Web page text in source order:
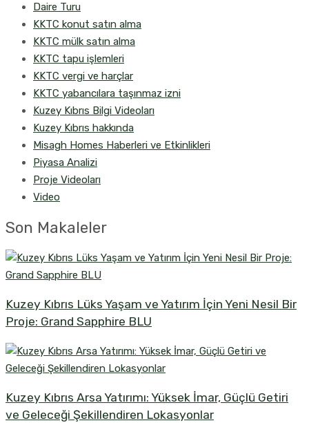
Daire Turu
KKTC konut satın alma
KKTC mülk satın alma
KKTC tapu işlemleri
KKTC vergi ve harçlar
KKTC yabancılara taşınmaz izni
Kuzey Kıbrıs Bilgi Videoları
Kuzey Kıbrıs hakkında
Misagh Homes Haberleri ve Etkinlikleri
Piyasa Analizi
Proje Videoları
Video
Son Makaleler
Kuzey Kıbrıs Lüks Yaşam ve Yatırım İçin Yeni Nesil Bir
Proje: Grand Sapphire BLU
Kuzey Kıbrıs Arsa Yatırımı: Yüksek İmar, Güçlü Getiri
ve Geleceği Şekillendiren Lokasyonlar